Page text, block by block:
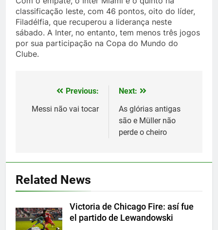
classificação leste, com 46 pontos, oito do líder,
Filadélfia, que recuperou a liderança neste
sábado. A Inter, no entanto, tem menos três jogos
por sua participação na Copa do Mundo do
Clube.
navigation
Previous:
Messi não vai tocar
Next:
As glórias antigas
são e Müller não
perde o cheiro
Related News
Victoria de Chicago Fire: así fue
el partido de Lewandowski
Histórico: a MLS baixa as
6